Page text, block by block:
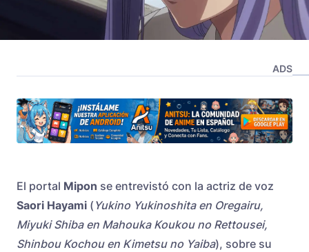
ADS
El portal Mipon se entrevistó con la actriz de voz
Saori Hayami ( Yukino Yukinoshita en Oregairu,
Miyuki Shiba en Mahouka Koukou no Rettousei,
Shinbou Kochou en Kimetsu no Yaiba), sobre su